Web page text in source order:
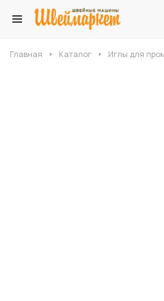
Главная Каталог Иглы для